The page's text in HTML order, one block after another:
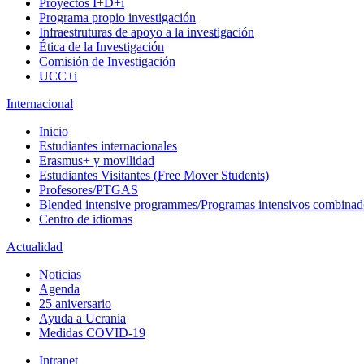
Proyectos I+D+i
Programa propio investigación
Infraestruturas de apoyo a la investigación
Ética de la Investigación
Comisión de Investigación
UCC+i
Internacional
Inicio
Estudiantes internacionales
Erasmus+ y movilidad
Estudiantes Visitantes (Free Mover Students)
Profesores/PTGAS
Blended intensive programmes/Programas intensivos
Centro de idiomas
Actualidad
Noticias
Agenda
25 aniversario
Ayuda a Ucrania
Medidas COVID-19
Intranet